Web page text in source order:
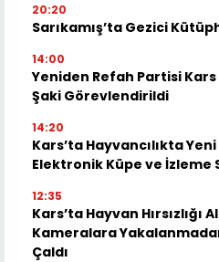
20:20
Sarıkamış’ta Gezici
14:00
Yeniden Refah Partisi Kars
Şaki Görevlendirildi
14:20
Kars’ta Hayvancılıkta
Elektronik Küpe ve İzleme
12:35
Kars’ta Hayvan Hırsızlığı
Kameralara
Çaldı